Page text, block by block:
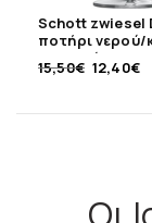
Schott zwiesel
ποτήρι νερού/
κρασιού 613ml
15,50€ 12,40€